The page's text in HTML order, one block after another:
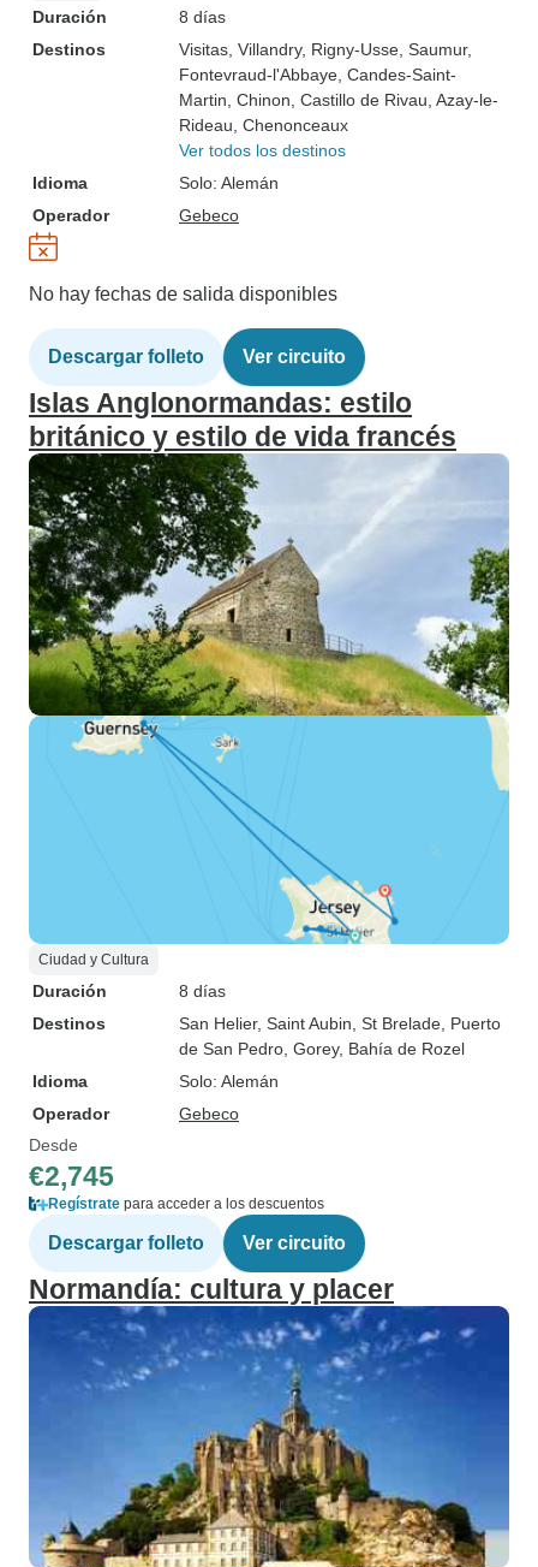
Duración
8 días
Destinos
Visitas , Villandry, Rigny-Usse , Saumur,
Fontevraud-l'Abbaye , Candes-Saint-
Martin , Chinon , Castillo de Rivau , Azay-le-
Rideau , Chenonceaux
Ver todos los destinos
Idioma
Solo: Alemán
Operador
Gebeco
No hay fechas de salida disponibles
Descargar folleto Ver circuito
Islas Anglonormandas: estilo
británico y estilo de vida francés
Ciudad y Cultura
Duración
8 días
Destinos
San Helier, Saint Aubin , St Brelade , Puerto
de San Pedro , Gorey, Bahía de Rozel
Idioma
Solo: Alemán
Operador
Gebeco
Desde
€2,745
Regístrate para acceder a los descuentos
Descargar folleto Ver circuito
Normandía: cultura y placer